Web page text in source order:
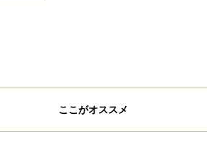
ここがオススメ